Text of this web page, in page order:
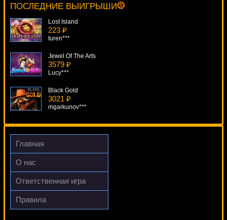
ПОСЛЕДНИЕ ВЫИГРЫШИ
alex***
Lost Island
223 ₽
turen***
Jewel Of The Arts
3579 ₽
Lucy***
Black Gold
3021 ₽
mgarkunov***
Excalibur
1384 ₽
DenisVS***
Главная
О нас
Ответственная игра
Правила
Hot City